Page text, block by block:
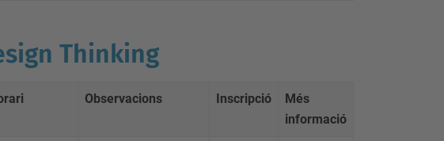
Thinking
Observacions Inscripció
Més
informació